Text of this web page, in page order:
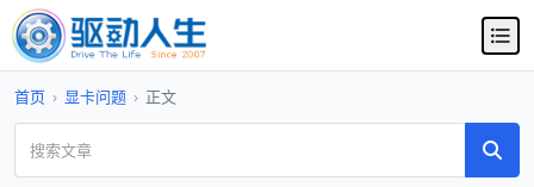
首页 › 显卡问题 › 正文